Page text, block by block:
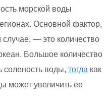
морской воды
Основной фактор,
— это количество
Большое количество
соленость воды, тогда как
может увеличить ее